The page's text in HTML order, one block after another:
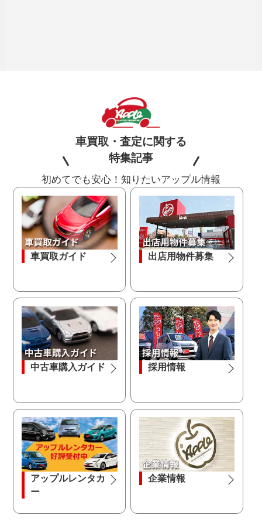
車買取・査定に関する
特集記事
初めてでも安心！知りたいアップル情報
車買取ガイド 出店用物件募集
中古車購入ガイド 採用情報
アップルレンタカ
ー
企業情報